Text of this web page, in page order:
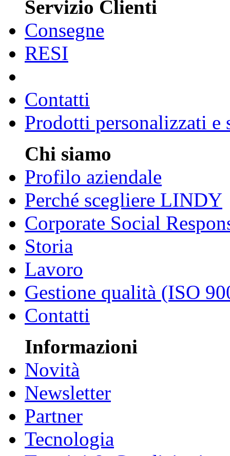
Servizio Clienti
Consegne
RESI
Contatti
Prodotti personalizzati e
Chi siamo
Profilo aziendale
Perché scegliere LINDY
Corporate Social
Storia
Lavoro
Gestione qualità (ISO
Contatti
Informazioni
Novità
Newsletter
Partner
Tecnologia